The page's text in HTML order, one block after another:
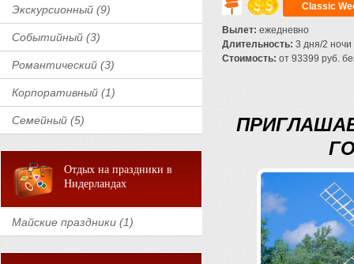
Экскурсионный (9)
Событийный (3)
Романтический (3)
Корпоративный (1)
Семейный (5)
Отдых на праздники в
Нидерландах
Майские праздники (1)
Classic
Вылет: ежедневно
Длительность: 3 дня/2 ночи
Стоимость: от 93399 руб.